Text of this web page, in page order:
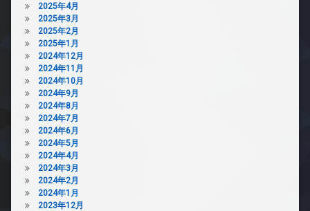
2025年4月
2025年3月
2025年2月
2025年1月
2024年12月
2024年11月
2024年10月
2024年9月
2024年8月
2024年7月
2024年6月
2024年5月
2024年4月
2024年3月
2024年2月
2024年1月
2023年12月